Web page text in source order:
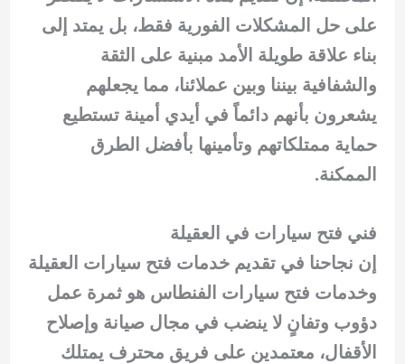
على حل المشكلات الفورية فقط، بل يمتد إلى
بناء علاقة طويلة الأمد مبنية على الثقة
والشفافية بيننا وبين عملائنا، مما يجعلهم
يشعرون بأنهم دائماً في أيدي أمينة تستطيع
حماية ممتلكاتهم وتأمينها بأفضل الطرق
الممكنة.
فني فتح سيارات في العقيلة
إن نجاحنا في تقديم خدمات فتح سيارات العقيلة
وخدمات فتح سيارات الفنطاس هو ثمرة عمل
دؤوب وتفانٍ لا ينضب في مجال صيانة وإصلاح
الأقفال، معتمدين على فريق محترف يمتلك